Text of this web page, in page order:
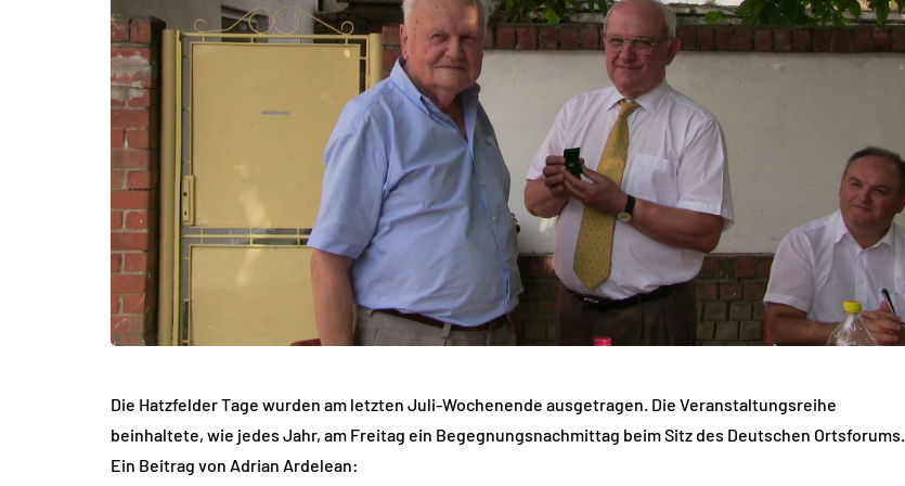
Die Hatzfelder Tage wurden am letzten Juli-Wochenende ausgetragen. Die Veranstaltungsreihe
beinhaltete, wie jedes Jahr, am Freitag ein Begegnungsnachmittag beim Sitz des Deutschen Ortsforums.
Ein Beitrag von Adrian Ardelean: